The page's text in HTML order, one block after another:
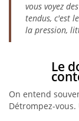
vous voyez
tendus, c'est
la pression,
Le
On entend
Détrompez-